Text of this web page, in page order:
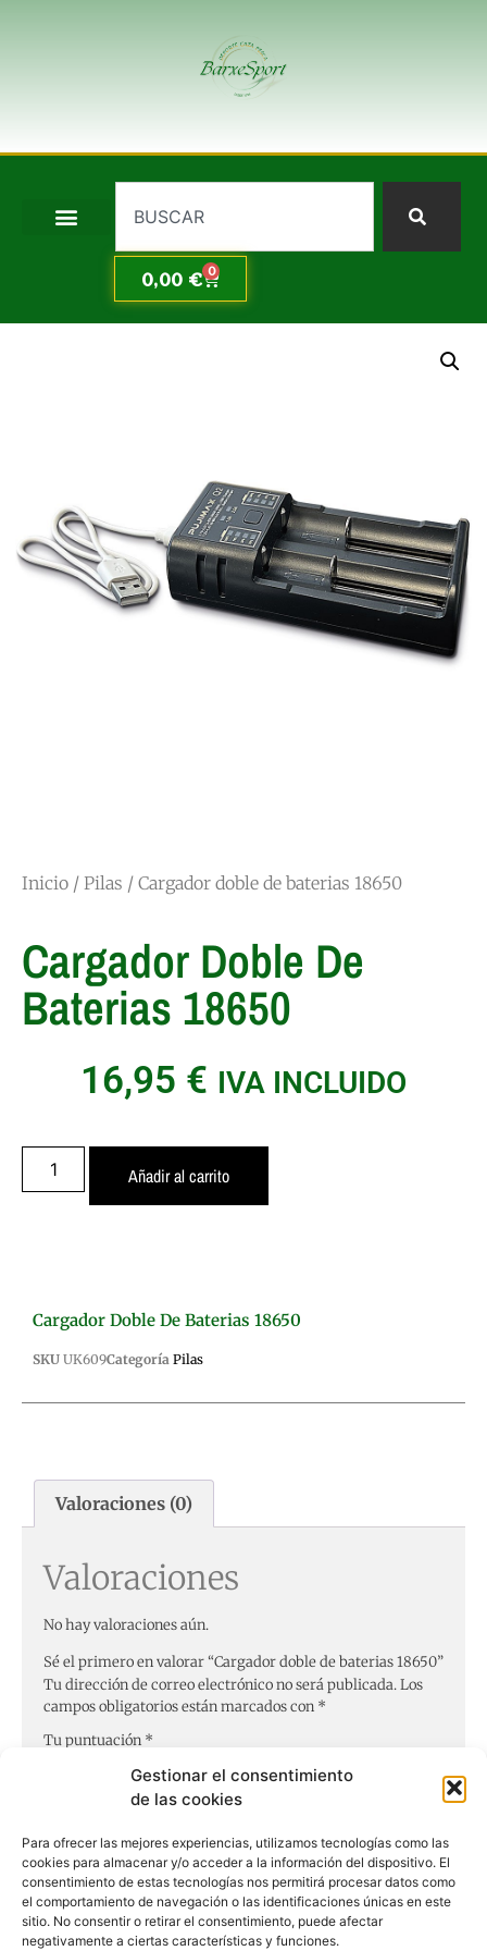
Gestionar el consentimiento
de las cookies
Para ofrecer las mejores experiencias, utilizamos tecnologías como las
cookies para almacenar y/o acceder a la información del dispositivo. El
consentimiento de estas tecnologías nos permitirá procesar datos como
el comportamiento de navegación o las identificaciones únicas en este
sitio. No consentir o retirar el consentimiento, puede afectar
negativamente a ciertas características y funciones.
0,00€ 0
Inicio / Pilas / Cargador doble de baterias 18650
Cargador Doble De
Baterias 18650
16,95 € IVA INCLUIDO
Añadir al carrito
Cargador Doble De Baterias 18650
SKU UK609Categoría Pilas
Valoraciones (0)
Valoraciones
No hay valoraciones aún.
Sé el primero en valorar “Cargador doble de baterias 18650”
Tu dirección de correo electrónico no será publicada.Los
campos obligatorios están marcados con *
Tu puntuación *
Tu valoración*
Nombre*